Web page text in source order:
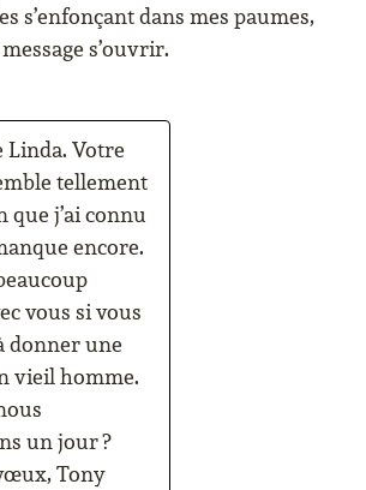
s’enfonçant dans mes paumes,
s’ouvrir.
Linda. Votre
tellement
que j’ai connu
encore.
vous si vous
donner une
vieil homme.
un jour ?
Tony